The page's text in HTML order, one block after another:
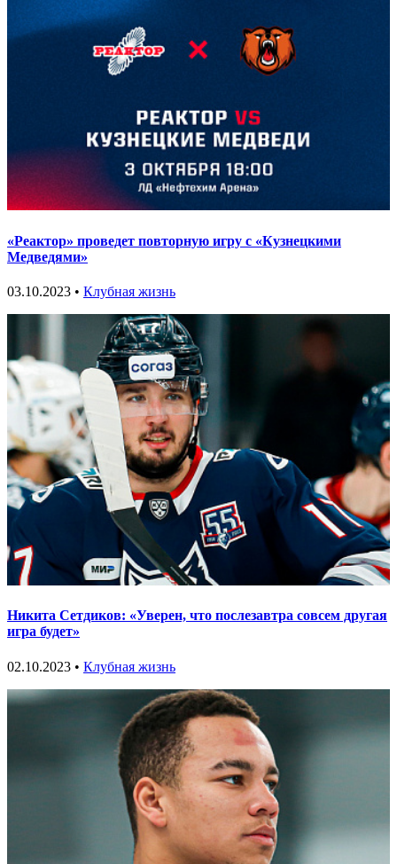
«Реактор» проведет повторную игру с «Кузнецкими
Медведями»
03.10.2023 • Клубная жизнь
Никита Сетдиков: «Уверен, что послезавтра совсем другая
игра будет»
02.10.2023 • Клубная жизнь